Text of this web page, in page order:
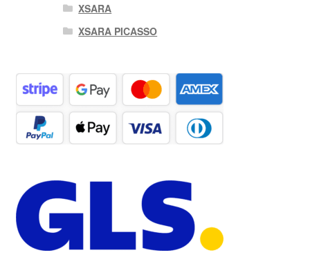
XSARA
XSARA PICASSO